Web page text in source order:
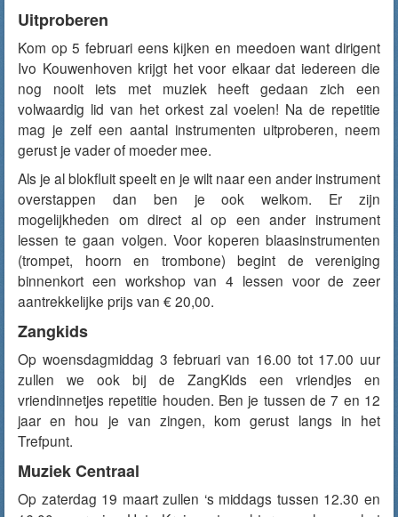
Uitproberen
Kom op 5 februari eens kijken en meedoen want dirigent
Ivo Kouwenhoven krijgt het voor elkaar dat iedereen die
nog nooit iets met muziek heeft gedaan zich een
volwaardig lid van het orkest zal voelen! Na de repetitie
mag je zelf een aantal instrumenten uitproberen, neem
gerust je vader of moeder mee.
Als je al blokfluit speelt en je wilt naar een ander instrument
overstappen dan ben je ook welkom. Er zijn
mogelijkheden om direct al op een ander instrument
lessen te gaan volgen. Voor koperen blaasinstrumenten
(trompet, hoorn en trombone) begint de vereniging
binnenkort een workshop van 4 lessen voor de zeer
aantrekkelijke prijs van € 20,00.
Zangkids
Op woensdagmiddag 3 februari van 16.00 tot 17.00 uur
zullen we ook bij de ZangKids een vriendjes en
vriendinnetjes repetitie houden. Ben je tussen de 7 en 12
jaar en hou je van zingen, kom gerust langs in het
Trefpunt.
Muziek Centraal
Op zaterdag 19 maart zullen ‘s middags tussen 12.30 en